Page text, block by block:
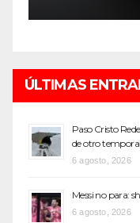
ÚLTIMAS
Paso Cristo
de otro
6 agosto, 2026
Messi no para:
6 agosto, 2026